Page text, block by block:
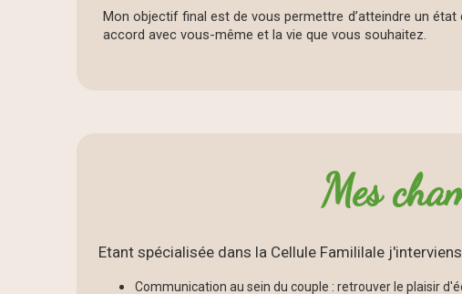
Mon objectif final est de vous permettre d’atteindre un
accord avec vous-même et la vie que vous souhaitez.
Mes
Etant spécialisée dans la Cellule Famililale
Communication au sein du couple : retrouver le plaisir